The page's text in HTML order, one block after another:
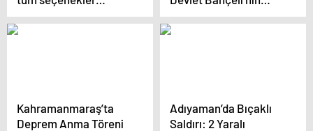
masada
Sağlık Durumu
Hakkında Açıklama
Kahramanmaraş’ta
Deprem Anma Töreni
Adıyaman’da Bıçaklı
Saldırı: 2 Yaralı